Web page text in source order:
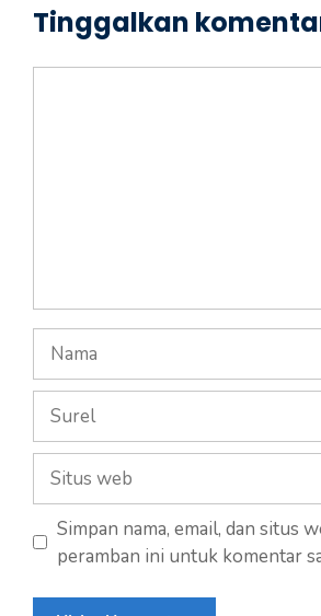
Tinggalkan
Nama
Surel
Situs
web
Simpan nama, email, dan situs
peramban ini untuk komentar